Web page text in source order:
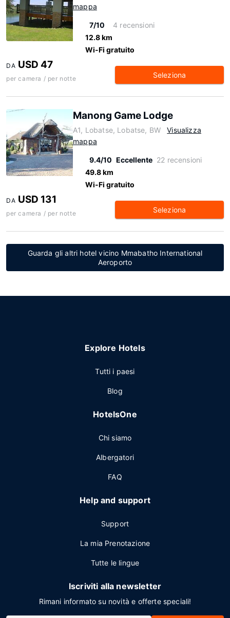
mappa
7/10
4 recensioni
12.8 km
Wi-Fi gratuito
DA USD 47
per camera / per notte Seleziona
Manong Game Lodge
A1, Lobatse, Lobatse, BW
Visualizza
mappa
9.4/10 Eccellente 22 recensioni
49.8 km
Wi-Fi gratuito
DA USD 131
per camera / per notte Seleziona
Guarda gli altri hotel vicino Mmabatho International
Aeroporto
Explore Hotels
Tutti i paesi
Blog
HotelsOne
Chi siamo
Albergatori
FAQ
Help and support
Support
La mia Prenotazione
Tutte le lingue
Iscriviti alla newsletter
Rimani informato su novità e offerte speciali!